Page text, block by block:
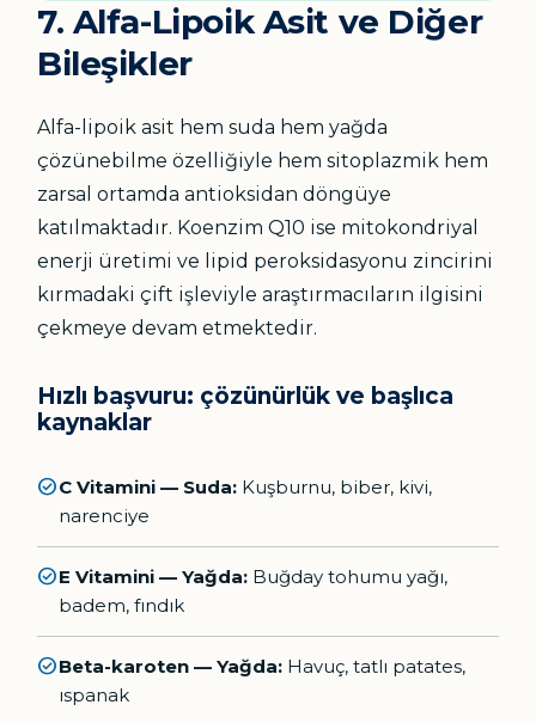
7. Alfa-Lipoik Asit ve Diğer
Bileşikler
Alfa-lipoik asit hem suda hem yağda
çözünebilme özelliğiyle hem sitoplazmik hem
zarsal ortamda antioksidan döngüye
katılmaktadır. Koenzim Q10 ise mitokondriyal
enerji üretimi ve lipid peroksidasyonu zincirini
kırmadaki çift işleviyle araştırmacıların ilgisini
çekmeye devam etmektedir.
Hızlı başvuru: çözünürlük ve başlıca
kaynaklar
check_circleC Vitamini — Suda: Kuşburnu, biber, kivi,
narenciye
check_circleE Vitamini — Yağda: Buğday tohumu yağı,
badem, fındık
check_circleBeta-karoten — Yağda: Havuç, tatlı patates,
ıspanak